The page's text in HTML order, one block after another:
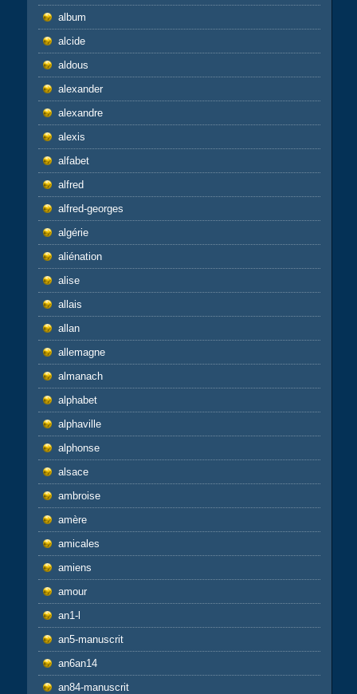
album
alcide
aldous
alexander
alexandre
alexis
alfabet
alfred
alfred-georges
algérie
aliénation
alise
allais
allan
allemagne
almanach
alphabet
alphaville
alphonse
alsace
ambroise
amère
amicales
amiens
amour
an1-l
an5-manuscrit
an6an14
an84-manuscrit